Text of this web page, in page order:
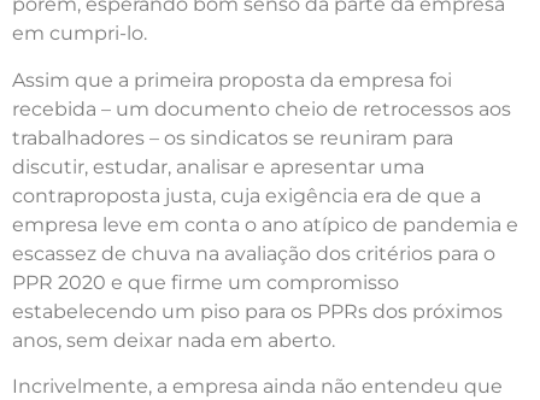
porém, esperando bom senso da parte da empresa
em cumpri-lo.
Assim que a primeira proposta da empresa foi
recebida – um documento cheio de retrocessos aos
trabalhadores – os sindicatos se reuniram para
discutir, estudar, analisar e apresentar uma
contraproposta justa, cuja exigência era de que a
empresa leve em conta o ano atípico de pandemia e
escassez de chuva na avaliação dos critérios para o
PPR 2020 e que firme um compromisso
estabelecendo um piso para os PPRs dos próximos
anos, sem deixar nada em aberto.
Incrivelmente, a empresa ainda não entendeu que